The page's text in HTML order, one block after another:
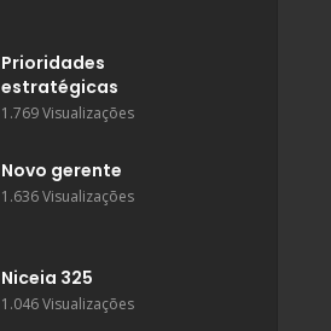
Prioridades
estratégicas
1.769 Visualizações
Novo gerente
1.636 Visualizações
Niceia 325
1.046 Visualizações